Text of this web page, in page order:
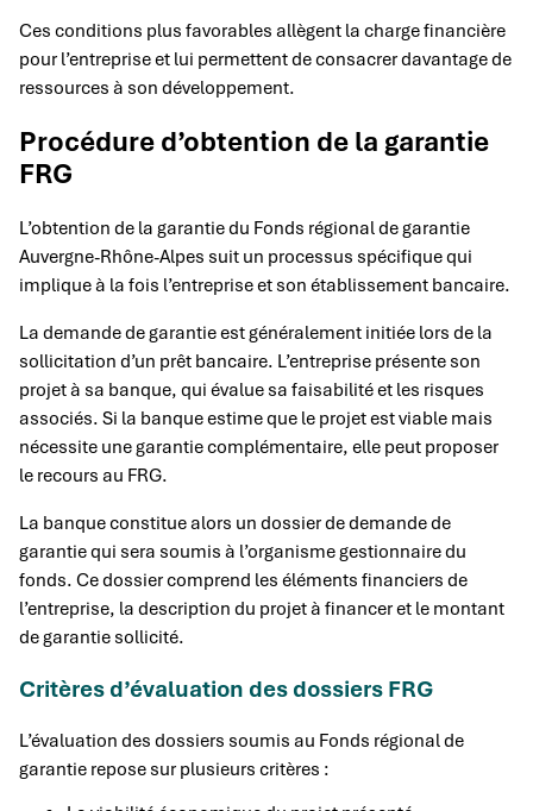
Ces conditions plus favorables allègent la charge financière
pour l’entreprise et lui permettent de consacrer davantage de
ressources à son développement.
Procédure d’obtention de la garantie
FRG
L’obtention de la garantie du Fonds régional de garantie
Auvergne-Rhône-Alpes suit un processus spécifique qui
implique à la fois l’entreprise et son établissement bancaire.
La demande de garantie est généralement initiée lors de la
sollicitation d’un prêt bancaire. L’entreprise présente son
projet à sa banque, qui évalue sa faisabilité et les risques
associés. Si la banque estime que le projet est viable mais
nécessite une garantie complémentaire, elle peut proposer
le recours au FRG.
La banque constitue alors un dossier de demande de
garantie qui sera soumis à l’organisme gestionnaire du
fonds. Ce dossier comprend les éléments financiers de
l’entreprise, la description du projet à financer et le montant
de garantie sollicité.
Critères d’évaluation des dossiers FRG
L’évaluation des dossiers soumis au Fonds régional de
garantie repose sur plusieurs critères :